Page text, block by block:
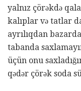
yalnız çörəkdə
kalıplar və tatlar
ayrılıqdan
tabanda
üçün onu
qədər çörək soda